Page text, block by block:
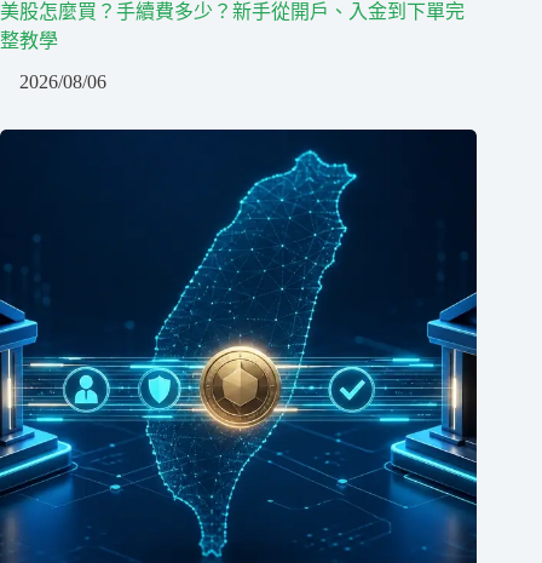
美股怎麼買？手續費多少？新手從開戶、入金到下單完
整教學
2026/08/06